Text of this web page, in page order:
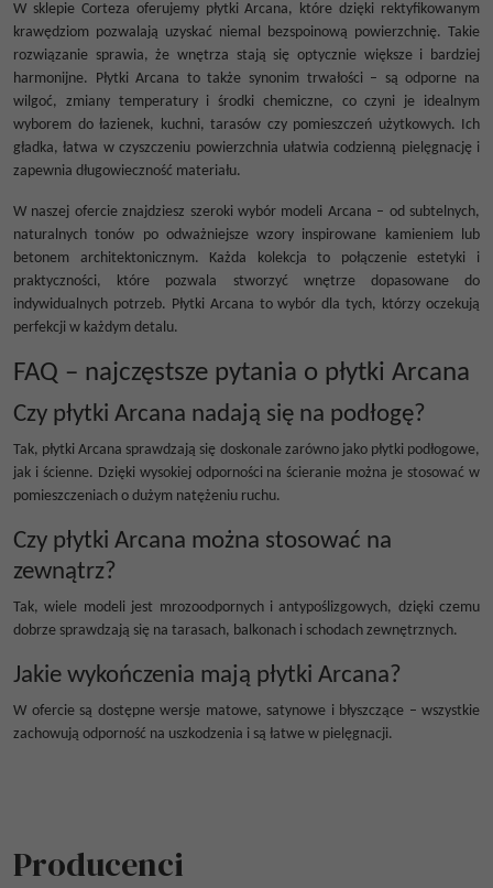
W sklepie Corteza oferujemy płytki Arcana, które dzięki rektyfikowanym
krawędziom pozwalają uzyskać niemal bezspoinową powierzchnię. Takie
rozwiązanie sprawia, że wnętrza stają się optycznie większe i bardziej
harmonijne. Płytki Arcana to także synonim trwałości – są odporne na
wilgoć, zmiany temperatury i środki chemiczne, co czyni je idealnym
wyborem do łazienek, kuchni, tarasów czy pomieszczeń użytkowych. Ich
gładka, łatwa w czyszczeniu powierzchnia ułatwia codzienną pielęgnację i
zapewnia długowieczność materiału.
W naszej ofercie znajdziesz szeroki wybór modeli Arcana – od subtelnych,
naturalnych tonów po odważniejsze wzory inspirowane kamieniem lub
betonem architektonicznym. Każda kolekcja to połączenie estetyki i
praktyczności, które pozwala stworzyć wnętrze dopasowane do
indywidualnych potrzeb. Płytki Arcana to wybór dla tych, którzy oczekują
perfekcji w każdym detalu.
FAQ – najczęstsze pytania o płytki Arcana
Czy płytki Arcana nadają się na podłogę?
Tak, płytki Arcana sprawdzają się doskonale zarówno jako płytki podłogowe,
jak i ścienne. Dzięki wysokiej odporności na ścieranie można je stosować w
pomieszczeniach o dużym natężeniu ruchu.
Czy płytki Arcana można stosować na
zewnątrz?
Tak, wiele modeli jest mrozoodpornych i antypoślizgowych, dzięki czemu
dobrze sprawdzają się na tarasach, balkonach i schodach zewnętrznych.
Jakie wykończenia mają płytki Arcana?
W ofercie są dostępne wersje matowe, satynowe i błyszczące – wszystkie
zachowują odporność na uszkodzenia i są łatwe w pielęgnacji.
Producenci